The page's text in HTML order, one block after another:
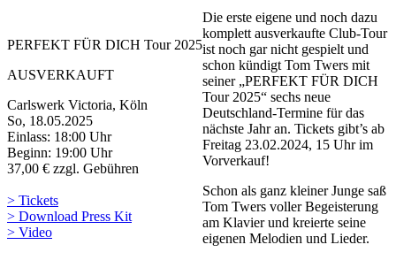
PERFEKT FÜR DICH Tour 2025
AUSVERKAUFT
Carlswerk Victoria, Köln
So, 18.05.2025
Einlass: 18:00 Uhr
Beginn: 19:00 Uhr
37,00 € zzgl. Gebühren
> Tickets
> Download Press Kit
> Video
Die erste eigene und noch dazu
komplett ausverkaufte Club-Tour
ist noch gar nicht gespielt und
schon kündigt Tom Twers mit
seiner „PERFEKT FÜR DICH
Tour 2025“ sechs neue
Deutschland-Termine für das
nächste Jahr an. Tickets gibt’s ab
Freitag 23.02.2024, 15 Uhr im
Vorverkauf!
Schon als ganz kleiner Junge saß
Tom Twers voller Begeisterung
am Klavier und kreierte seine
eigenen Melodien und Lieder.